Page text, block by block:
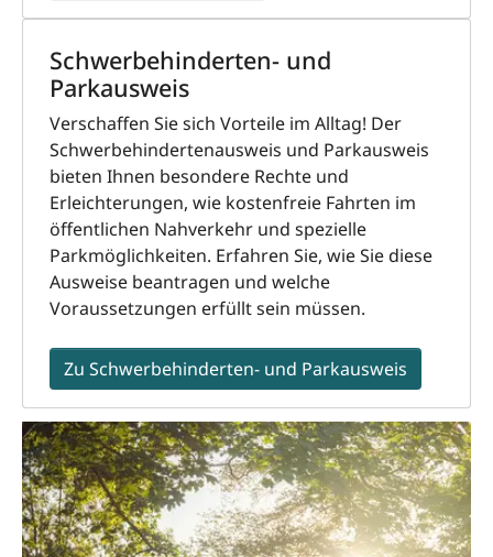
Schwerbehinderten- und
Parkausweis
Verschaffen Sie sich Vorteile im Alltag! Der
Schwerbehindertenausweis und Parkausweis
bieten Ihnen besondere Rechte und
Erleichterungen, wie kostenfreie Fahrten im
öffentlichen Nahverkehr und spezielle
Parkmöglichkeiten. Erfahren Sie, wie Sie diese
Ausweise beantragen und welche
Voraussetzungen erfüllt sein müssen.
Zu Schwerbehinderten- und Parkausweis